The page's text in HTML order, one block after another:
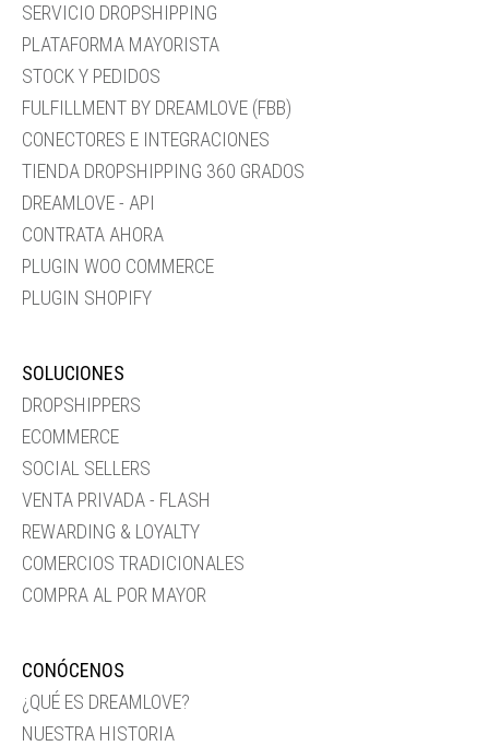
SERVICIO DROPSHIPPING
PLATAFORMA MAYORISTA
STOCK Y PEDIDOS
FULFILLMENT BY DREAMLOVE (FBB)
CONECTORES E INTEGRACIONES
TIENDA DROPSHIPPING 360 GRADOS
DREAMLOVE - API
CONTRATA AHORA
PLUGIN WOO COMMERCE
PLUGIN SHOPIFY
SOLUCIONES
DROPSHIPPERS
ECOMMERCE
SOCIAL SELLERS
VENTA PRIVADA - FLASH
REWARDING & LOYALTY
COMERCIOS TRADICIONALES
COMPRA AL POR MAYOR
CONÓCENOS
¿QUÉ ES DREAMLOVE?
NUESTRA HISTORIA